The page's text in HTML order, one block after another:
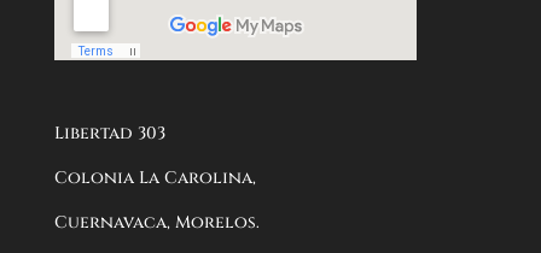
Libertad 303
Colonia La Carolina,
Cuernavaca, Morelos.